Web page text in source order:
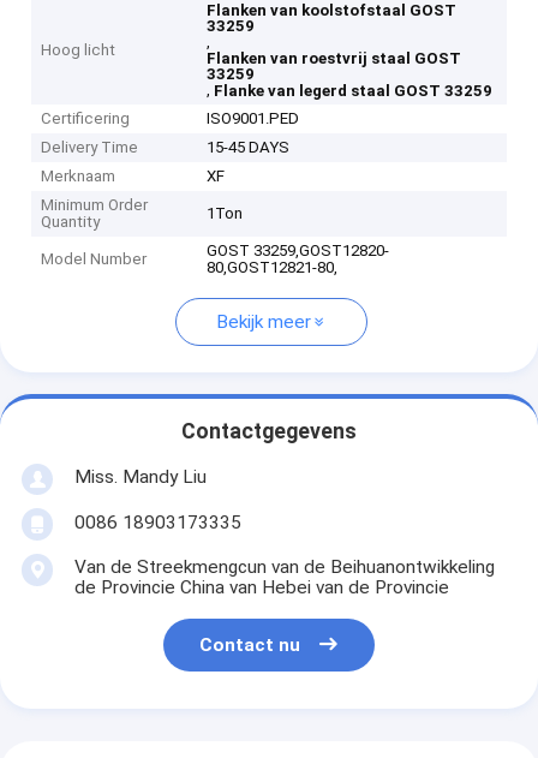
Hoog licht
Flanken van koolstofstaal GOST
33259
,
Flanken van roestvrij staal GOST
33259
, Flanke van legerd staal GOST 33259
Certificering
ISO9001.PED
Delivery Time
15-45 DAYS
Merknaam
XF
Minimum Order
Quantity
1Ton
Model Number
GOST 33259,GOST12820-
80,GOST12821-80,
Bekijk meer
Contactgegevens
Miss. Mandy Liu
0086 18903173335
Van de Streekmengcun van de Beihuanontwikkeling
de Provincie China van Hebei van de Provincie
Contact nu